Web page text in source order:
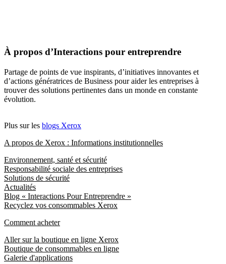
À propos d’Interactions pour entreprendre
Partage de points de vue inspirants, d’initiatives innovantes et
d’actions génératrices de Business pour aider les entreprises à
trouver des solutions pertinentes dans un monde en constante
évolution.
Plus sur les blogs Xerox
A propos de Xerox : Informations institutionnelles
Environnement, santé et sécurité
Responsabilité sociale des entreprises
Solutions de sécurité
Actualités
Blog « Interactions Pour Entreprendre »
Recyclez vos consommables Xerox
Comment acheter
Aller sur la boutique en ligne Xerox
Boutique de consommables en ligne
Galerie d'applications